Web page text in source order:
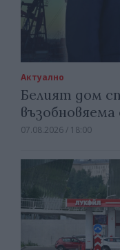
Актуално
Белият дом
07.08.2026 / 18:00